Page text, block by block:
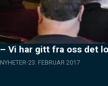
– Vi har gitt fra oss det
NYHETER 23. FEBRUAR 2017